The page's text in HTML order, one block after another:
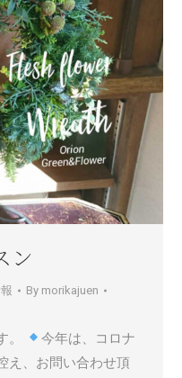
ン
By morikajuen
。
今年は、コロナ
え、お問い合わせ頂